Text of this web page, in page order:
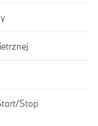
Stop